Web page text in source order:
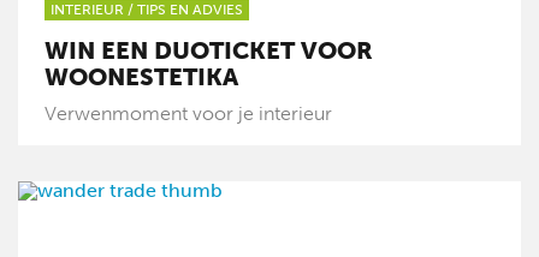
INTERIEUR / TIPS EN ADVIES
WIN EEN DUOTICKET VOOR
WOONESTETIKA
Verwenmoment voor je interieur